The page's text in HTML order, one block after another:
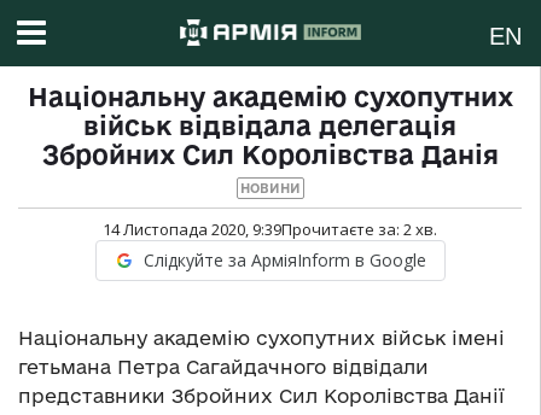
EN
Національну академію сухопутних
військ відвідала делегація
Збройних Сил Королівства Данія
НОВИНИ
14 Листопада 2020, 9:39Прочитаєте за: 2хв.
Слідкуйте за АрміяInform в Google
Національну академію сухопутних військ імені
гетьмана Петра Сагайдачного відвідали
представники Збройних Сил Королівства Данії